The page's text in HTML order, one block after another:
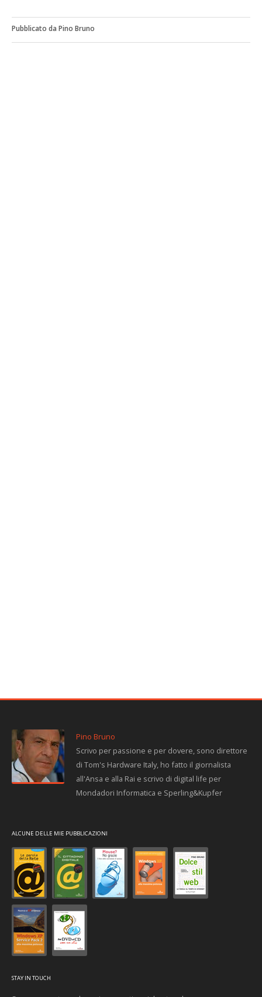
Pubblicato da Pino Bruno
Pino Bruno
Scrivo per passione e per dovere, sono direttore
di Tom's Hardware Italy, ho fatto il giornalista
all'Ansa e alla Rai e scrivo di digital life per
Mondadori Informatica e Sperling&Kupfer
ALCUNE DELLE MIE PUBBLICAZIONI
STAY IN TOUCH